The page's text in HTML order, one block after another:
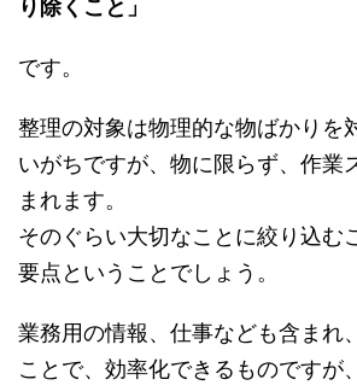
り除くこと」
です。
整理の対象は物理的な物ばかりを
いがちですが、物に限らず、作業
まれます。
そのぐらい大切なことに絞り込む
要点ということでしょう。
業務用の情報、仕事なども含まれ
ことで、効率化できるものですが、